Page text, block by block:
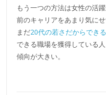
もう一つの方法は女性の活
前のキャリアをあまり気に
まだ20代の若さだからでき
できる職場を獲得している
傾向が大きい。